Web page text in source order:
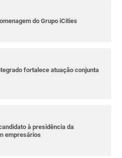
do Grupo iCities
fortalece atuação conjunta
à presidência da
empresários